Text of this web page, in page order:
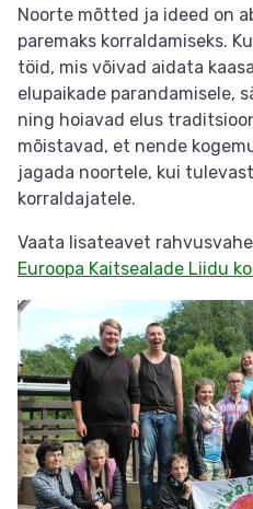
Noorte mõtted ja ideed on
paremaks korraldamiseks.
töid, mis võivad aidata
elupaikade parandamisele,
ning hoiavad elus
mõistavad, et nende
jagada noortele, kui
korraldajatele.
Vaata lisateavet
Euroopa Kaitsealade Liidu